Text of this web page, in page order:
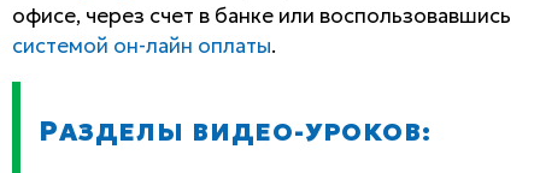
офисе, через счет в банке или воспользовавшись
системой он-лайн оплаты.
РАЗДЕЛЫ ВИДЕО-УРОКОВ: